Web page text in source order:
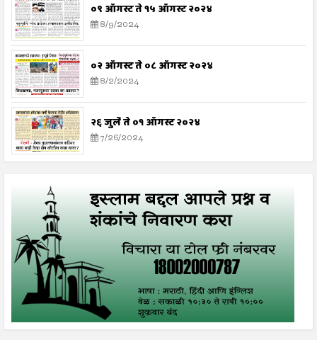
०९ ऑगस्ट ते १५ ऑगस्ट २०२४
8/9/2024
०२ ऑगस्ट ते ०८ ऑगस्ट २०२४
8/2/2024
२६ जुलै ते ०१ ऑगस्ट २०२४
7/26/2024